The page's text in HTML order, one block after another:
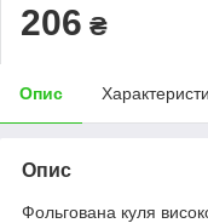
206 ₴
Опис
Опис
Фольгована куля